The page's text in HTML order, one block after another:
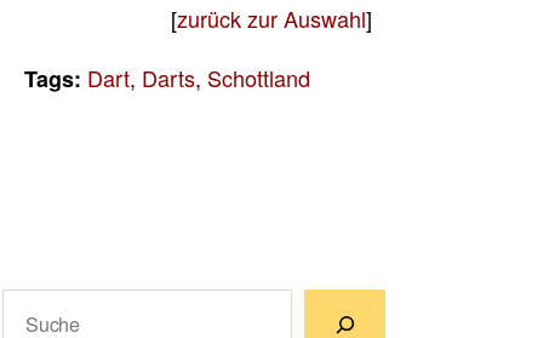
[zurück zur Auswahl]
Tags: Dart, Darts, Schottland